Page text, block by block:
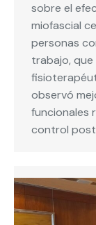
sobre el
miofascial
personas
trabajo,
observó
funcionales
control